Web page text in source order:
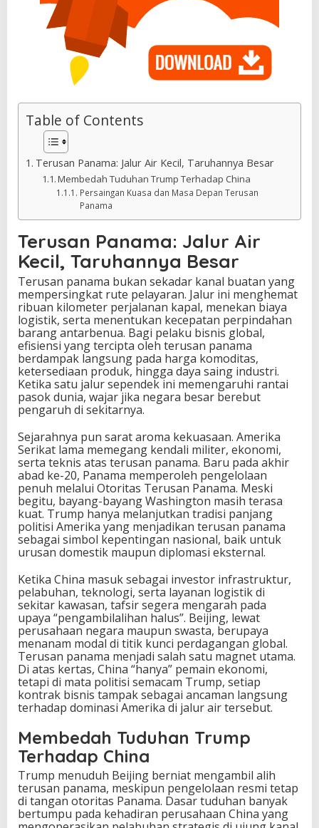
Table of Contents
Terusan Panama: Jalur Air Kecil, Taruhannya Besar
Membedah Tuduhan Trump Terhadap China
Persaingan Kuasa dan Masa Depan Terusan
Panama
Terusan Panama: Jalur Air
Kecil, Taruhannya Besar
Terusan panama bukan sekadar kanal buatan yang
mempersingkat rute pelayaran. Jalur ini menghemat
ribuan kilometer perjalanan kapal, menekan biaya
logistik, serta menentukan kecepatan perpindahan
barang antarbenua. Bagi pelaku bisnis global,
efisiensi yang tercipta oleh terusan panama
berdampak langsung pada harga komoditas,
ketersediaan produk, hingga daya saing industri.
Ketika satu jalur sependek ini memengaruhi rantai
pasok dunia, wajar jika negara besar berebut
pengaruh di sekitarnya.
Sejarahnya pun sarat aroma kekuasaan. Amerika
Serikat lama memegang kendali militer, ekonomi,
serta teknis atas terusan panama. Baru pada akhir
abad ke-20, Panama memperoleh pengelolaan
penuh melalui Otoritas Terusan Panama. Meski
begitu, bayang-bayang Washington masih terasa
kuat. Trump hanya melanjutkan tradisi panjang
politisi Amerika yang menjadikan terusan panama
sebagai simbol kepentingan nasional, baik untuk
urusan domestik maupun diplomasi eksternal.
Ketika China masuk sebagai investor infrastruktur,
pelabuhan, teknologi, serta layanan logistik di
sekitar kawasan, tafsir segera mengarah pada
upaya “pengambilalihan halus”. Beijing, lewat
perusahaan negara maupun swasta, berupaya
menanam modal di titik kunci perdagangan global.
Terusan panama menjadi salah satu magnet utama.
Di atas kertas, China “hanya” pemain ekonomi,
tetapi di mata politisi semacam Trump, setiap
kontrak bisnis tampak sebagai ancaman langsung
terhadap dominasi Amerika di jalur air tersebut.
Membedah Tuduhan Trump
Terhadap China
Trump menuduh Beijing berniat mengambil alih
terusan panama, meskipun pengelolaan resmi tetap
di tangan otoritas Panama. Dasar tuduhan banyak
bertumpu pada kehadiran perusahaan China yang